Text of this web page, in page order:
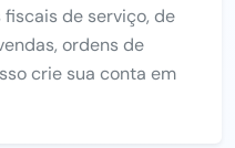
de serviço, de
ordens de
crie sua conta em